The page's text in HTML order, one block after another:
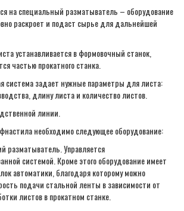
на специальный разматыватель – оборудование
раскроет и подаст сырье для дальнейшей
устанавливается в формовочный станок,
частью прокатного станка.
система задает нужные параметры для листа:
длину листа и количество листов.
линии.
необходимо следующее оборудование:
разматыватель. Управляется
системой. Кроме этого оборудование имеет
автоматики, благодаря которому можно
подачи стальной ленты в зависимости от
листов в прокатном станке.